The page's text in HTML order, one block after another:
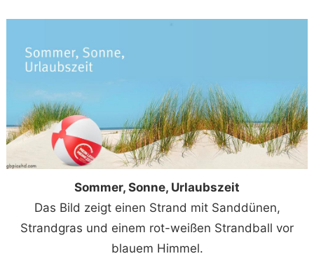
Sommer, Sonne, Urlaubszeit
Das Bild zeigt einen Strand mit Sanddünen,
Strandgras und einem rot-weißen Strandball vor
blauem Himmel.